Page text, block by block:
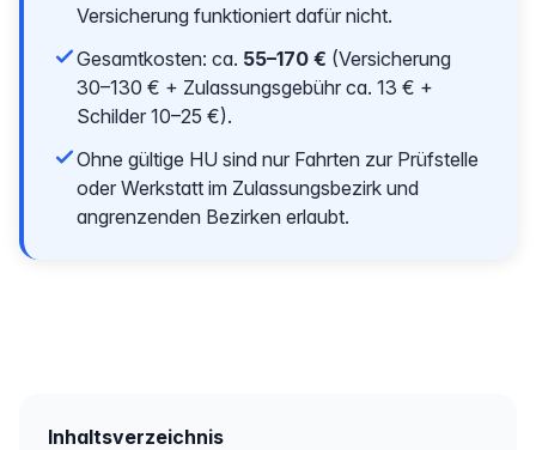
Versicherung funktioniert dafür nicht.
Gesamtkosten: ca. 55–170 € (Versicherung
30–130 € + Zulassungsgebühr ca. 13 € +
Schilder 10–25 €).
Ohne gültige HU sind nur Fahrten zur Prüfstelle
oder Werkstatt im Zulassungsbezirk und
angrenzenden Bezirken erlaubt.
Inhaltsverzeichnis